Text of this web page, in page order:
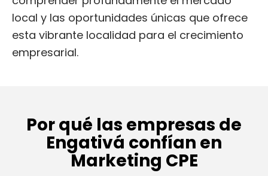
local y las oportunidades únicas que ofrece
esta vibrante localidad para el crecimiento
empresarial.
Por qué las empresas de
Engativá confían en
Marketing CPE